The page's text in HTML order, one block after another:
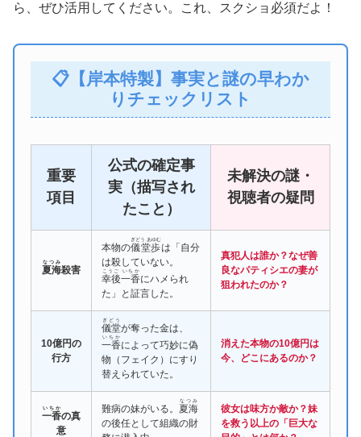
ら、ぜひ活用してください。これ、スクショ必須だよ！
📋【岸本特製】事実と謎の早わか
りチェックリスト
重要
項目
公式の確定事
実（描写され
たこと）
未解決の謎・
視聴者の疑問
夏海
なつみ
殺害
本物の儀堂歩
ぎどう あゆむ
は「自分
は殺していない。
幸後一香
こうご いちか
にハメられ
た」と証言した。
真犯人は誰か？なぜ善
良なパティシエの妻が
狙われたのか？
10億円の
行方
儀堂
ぎどう
が奪った金は、
一香
いちか
によって巧妙に偽
物（フェイク）にすり
替えられていた。
消えた本物の10億円は
今、どこにあるのか？
一香
いちか
の真
意
難病の妹がいる。 夏海
なつみ
の後任として組織の財
彼女は味方か敵か？妹
を救う以上の「巨大な